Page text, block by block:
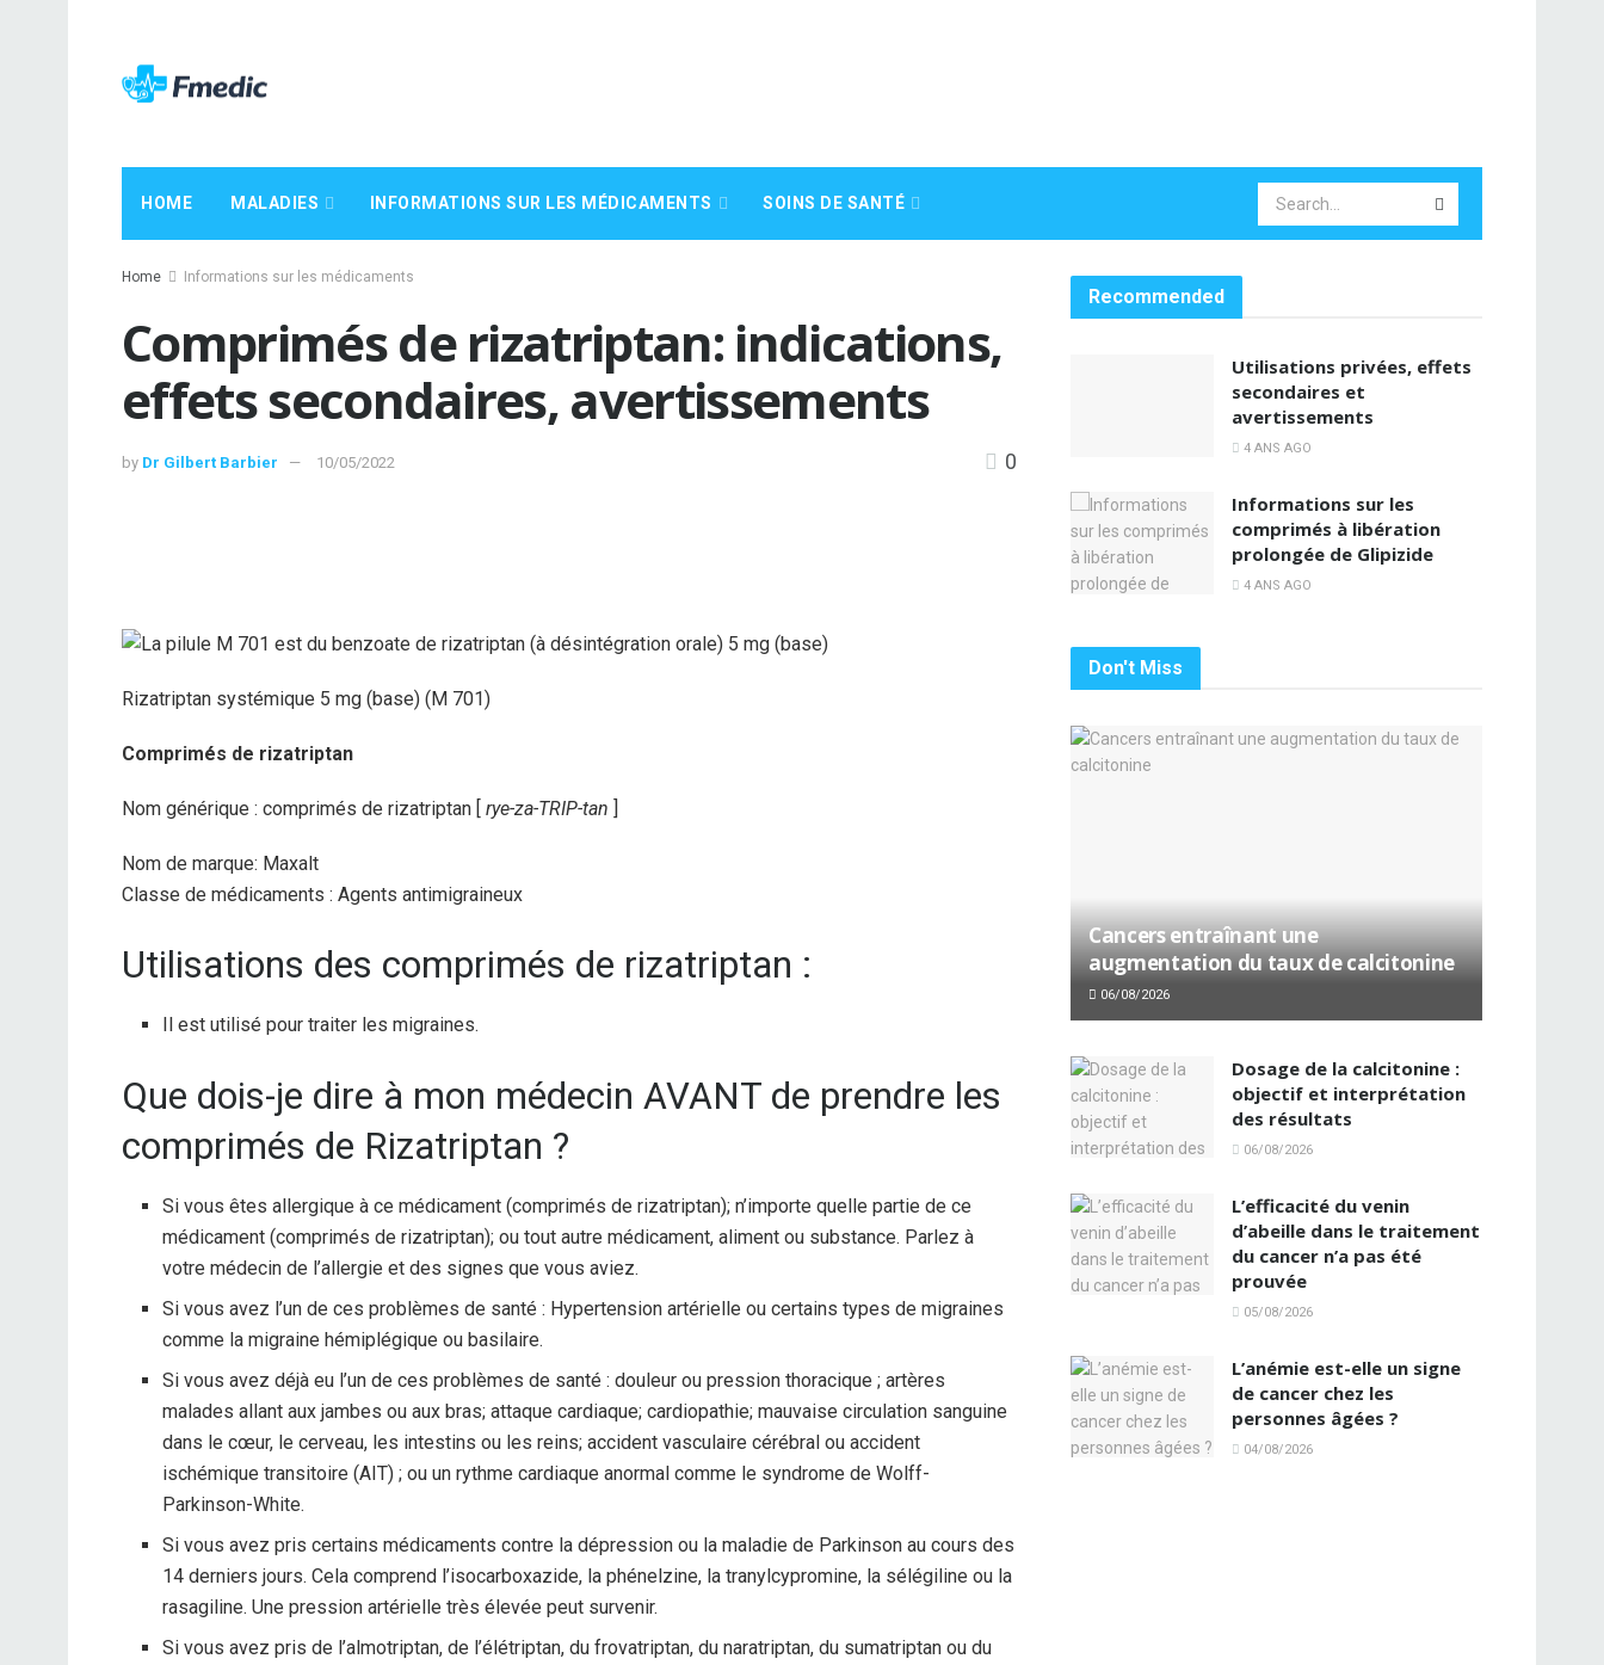
HOME MALADIES INFORMATIONS SUR LES MÉDICAMENTS SOINS DE SANTÉ
Home Informations sur les médicaments
Comprimés de rizatriptan: indications,
effets secondaires, avertissements
by Dr Gilbert Barbier 10/05/2022 0
Rizatriptan systémique 5 mg (base) (M 701)
Comprimés de rizatriptan
Nom générique : comprimés de rizatriptan [ rye-za-TRIP-tan ]
Nom de marque: Maxalt
Classe de médicaments : Agents antimigraineux
Utilisations des comprimés de rizatriptan :
Il est utilisé pour traiter les migraines.
Que dois-je dire à mon médecin AVANT de prendre les
comprimés de Rizatriptan ?
Si vous êtes allergique à ce médicament (comprimés de rizatriptan); n’importe quelle partie de ce
médicament (comprimés de rizatriptan); ou tout autre médicament, aliment ou substance. Parlez à
votre médecin de l’allergie et des signes que vous aviez.
Si vous avez l’un de ces problèmes de santé : Hypertension artérielle ou certains types de migraines
comme la migraine hémiplégique ou basilaire.
Si vous avez déjà eu l’un de ces problèmes de santé : douleur ou pression thoracique ; artères
malades allant aux jambes ou aux bras; attaque cardiaque; cardiopathie; mauvaise circulation sanguine
dans le cœur, le cerveau, les intestins ou les reins; accident vasculaire cérébral ou accident
ischémique transitoire (AIT) ; ou un rythme cardiaque anormal comme le syndrome de Wolff-
Parkinson-White.
Si vous avez pris certains médicaments contre la dépression ou la maladie de Parkinson au cours des
14 derniers jours. Cela comprend l’isocarboxazide, la phénelzine, la tranylcypromine, la sélégiline ou la
rasagiline. Une pression artérielle très élevée peut survenir.
Si vous avez pris de l’almotriptan, de l’élétriptan, du frovatriptan, du naratriptan, du sumatriptan ou du
Recommended
Utilisations privées, effets
secondaires et
avertissements
4 ANS AGO
Informations sur les
comprimés à libération
prolongée de Glipizide
4 ANS AGO
Don't Miss
Cancers entraînant une
augmentation du taux de calcitonine
06/08/2026
Dosage de la calcitonine :
objectif et interprétation
des résultats
06/08/2026
L’efficacité du venin
d’abeille dans le traitement
du cancer n’a pas été
prouvée
05/08/2026
L’anémie est-elle un signe
de cancer chez les
personnes âgées ?
04/08/2026